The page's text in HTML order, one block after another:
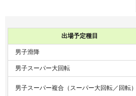
出場予定種目
男子滑降
男子スーパー大回転
男子スーパー複合（スーパー大回転／回転）